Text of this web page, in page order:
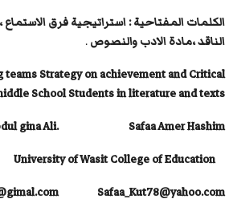
الكلمات المفتاحية : استراتيجية فرق الاستماع
الناقد ،مادة الادب والنصوص.
Strategy on achievement and Critical
School Students in literature and texts
gina Ali. Safaa Amer Hashim
University of Wasit
College of Education
Safaa_Kut78@yahoo.com